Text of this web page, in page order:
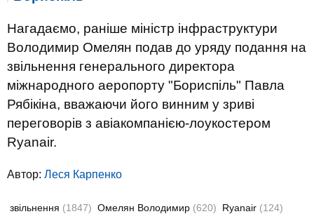
Нагадаємо, раніше міністр інфраструктури
Володимир Омелян подав до уряду подання на
звільнення генерального директора
міжнародного аеропорту "Бориспіль" Павла
Рябікіна, вважаючи його винним у зриві
переговорів з авіакомпанією-лоукостером
Ryanair.
Автор: Леся Карпенко
звільнення (1847) Омелян Володимир (620) Ryanair (124)